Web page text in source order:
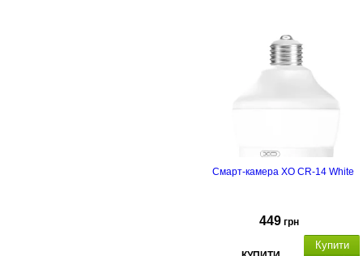
Смарт-камера XO CR-14 White
449 грн
Купити